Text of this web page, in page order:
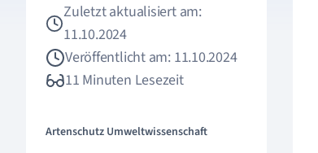
Zuletzt aktualisiert am:
11.10.2024
Veröffentlicht am: 11.10.2024
11 Minuten Lesezeit
Artenschutz Umweltwissenschaft